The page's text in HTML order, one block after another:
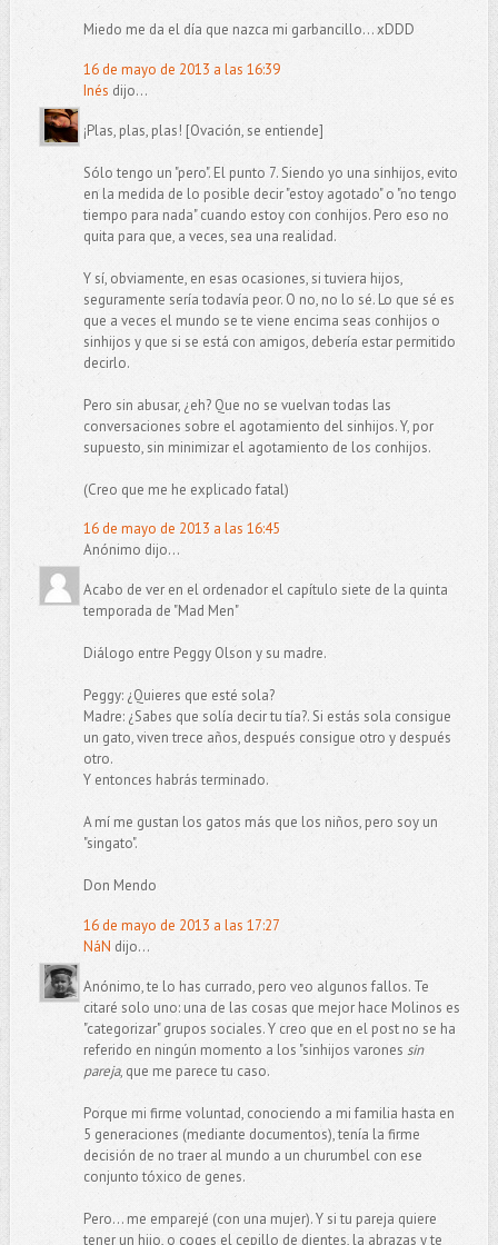
Miedo me da el día que nazca mi garbancillo... xDDD
16 de mayo de 2013 a las 16:39
Inés dijo...
¡Plas, plas, plas! [Ovación, se entiende]
Sólo tengo un "pero". El punto 7. Siendo yo una sinhijos, evito
en la medida de lo posible decir "estoy agotado" o "no tengo
tiempo para nada" cuando estoy con conhijos. Pero eso no
quita para que, a veces, sea una realidad.
Y sí, obviamente, en esas ocasiones, si tuviera hijos,
seguramente sería todavía peor. O no, no lo sé. Lo que sé es
que a veces el mundo se te viene encima seas conhijos o
sinhijos y que si se está con amigos, debería estar permitido
decirlo.
Pero sin abusar, ¿eh? Que no se vuelvan todas las
conversaciones sobre el agotamiento del sinhijos. Y, por
supuesto, sin minimizar el agotamiento de los conhijos.
(Creo que me he explicado fatal)
16 de mayo de 2013 a las 16:45
Anónimo dijo...
Acabo de ver en el ordenador el capítulo siete de la quinta
temporada de "Mad Men"
Diálogo entre Peggy Olson y su madre.
Peggy: ¿Quieres que esté sola?
Madre: ¿Sabes que solía decir tu tía?. Si estás sola consigue
un gato, viven trece años, después consigue otro y después
otro.
Y entonces habrás terminado.
A mí me gustan los gatos más que los niños, pero soy un
"singato".
Don Mendo
16 de mayo de 2013 a las 17:27
NáN dijo...
Anónimo, te lo has currado, pero veo algunos fallos. Te
citaré solo uno: una de las cosas que mejor hace Molinos es
"categorizar" grupos sociales. Y creo que en el post no se ha
referido en ningún momento a los "sinhijos varones sin
pareja, que me parece tu caso.
Porque mi firme voluntad, conociendo a mi familia hasta en
5 generaciones (mediante documentos), tenía la firme
decisión de no traer al mundo a un churumbel con ese
conjunto tóxico de genes.
Pero... me emparejé (con una mujer). Y si tu pareja quiere
tener un hijo, o coges el cepillo de dientes, la abrazas y te